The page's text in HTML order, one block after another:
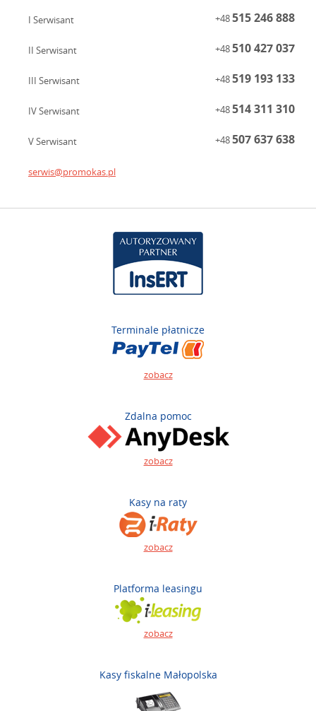
I Serwisant +48515 246 888
II Serwisant +48510 427 037
III Serwisant +48519 193 133
IV Serwisant +48514 311 310
V Serwisant +48507 637 638
serwis@promokas.pl
Terminale płatnicze
zobacz
Zdalna pomoc
zobacz
Kasy na raty
zobacz
Platforma leasingu
zobacz
Kasy fiskalne Małopolska